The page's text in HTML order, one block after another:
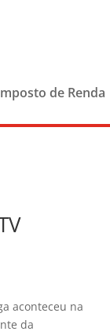
de Renda
aconteceu na
da